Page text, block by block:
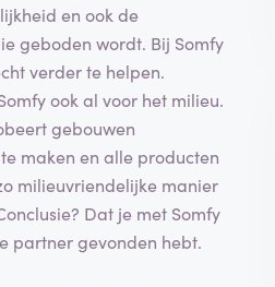
en ook de
geboden wordt. Bij Somfy
verder te helpen.
ook al voor het milieu.
gebouwen
maken en alle producten
milieuvriendelijke manier
Dat je met Somfy
partner gevonden hebt.